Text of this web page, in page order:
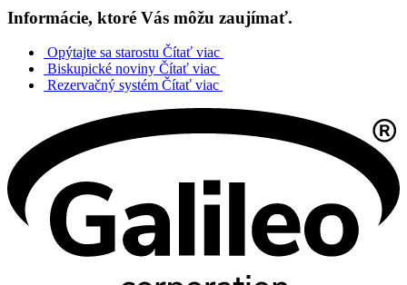
Informácie, ktoré Vás môžu zaujímať.
Opýtajte sa starostu Čítať viac
Biskupické noviny Čítať viac
Rezervačný systém Čítať viac